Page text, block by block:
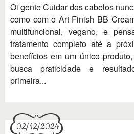
Oi gente Cuidar dos cabelos
como com o Art Finish BB
multifuncional, vegano, e
tratamento completo até a
benefícios em um único
busca praticidade e
primeira...
02/12/2024